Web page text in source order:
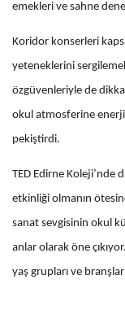
emekleri ve sahne
Koridor konserleri
yeteneklerini
özgüvenleriyle de
okul atmosferine
pekiştirdi.
TED Edirne Koleji’nde
etkinliği olmanın
sanat sevgisinin okul
anlar olarak öne
yaş grupları ve